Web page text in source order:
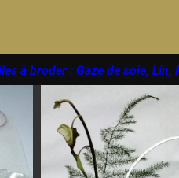
à broder : Gaze de soie, Lin,